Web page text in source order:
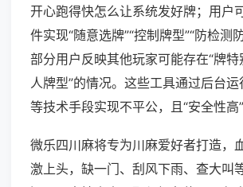
开心跑得快怎么让系统发好牌；用户
件实现“随意选牌”“控制牌型”“防检测
部分用户反映其他玩家可能存在“牌特
人牌型”的情况。这些工具通过后台
等技术手段实现不平公，且“安全性高
微乐四川麻将专为川麻爱好者打造，
激上头，缺一门、刮风下雨、查大叫